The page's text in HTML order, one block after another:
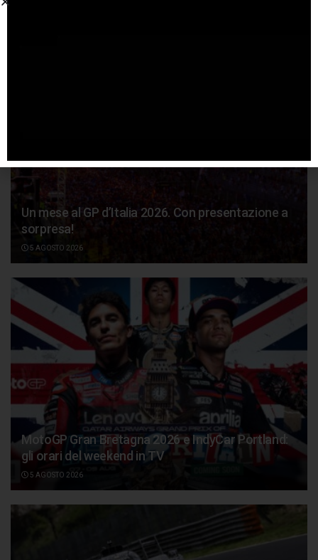
Un mese al GP d’Italia 2026. Con presentazione a
sorpresa!
5 AGOSTO 2026
MotoGP Gran Bretagna 2026 e IndyCar Portland:
gli orari del weekend in TV
5 AGOSTO 2026